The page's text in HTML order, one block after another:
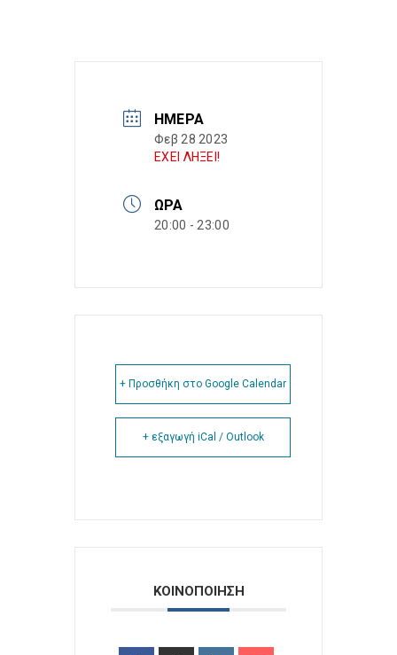
ΗΜΈΡΑ
Φεβ 28 2023
ΕΧΕΙ ΛΗΞΕΙ!
ΏΡΑ
20:00 - 23:00
+ Προσθήκη στο Google Calendar
+ εξαγωγή iCal / Outlook
ΚΟΙΝΟΠΟΙΗΣΗ